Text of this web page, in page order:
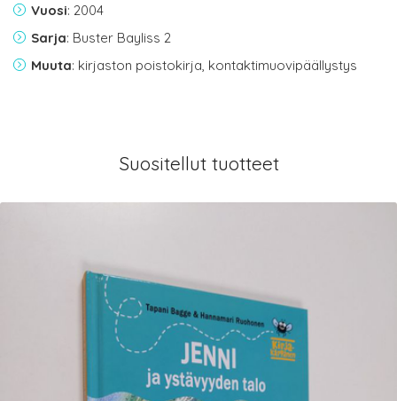
Vuosi: 2004
Sarja: Buster Bayliss 2
Muuta: kirjaston poistokirja, kontaktimuovipäällystys
Suositellut tuotteet